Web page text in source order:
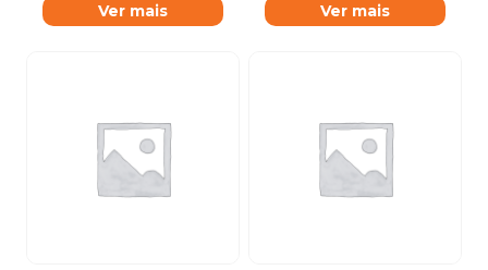
Ver mais Ver mais